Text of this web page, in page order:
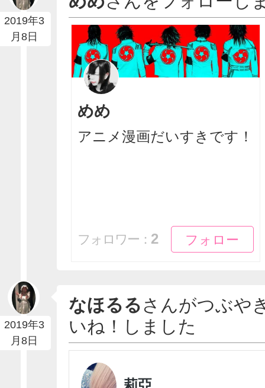
2019年3
月8日
めめ
アニメ漫画だいすきです！
フォロー
フォロー
フォロワー： 2
2019年3
月8日
なほるるさんがつぶや
いね！しました